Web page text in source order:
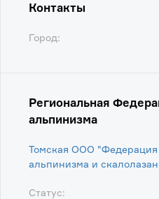
Контакты
Город:
Региональная
альпинизма
Томская ООО "Федерация
альпинизма и
Статус: